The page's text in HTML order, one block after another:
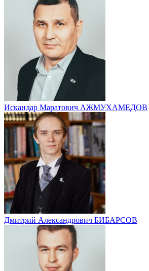
Искандар Маратович АЖМУХАМЕДОВ
Дмитрий Александрович БИБАРСОВ